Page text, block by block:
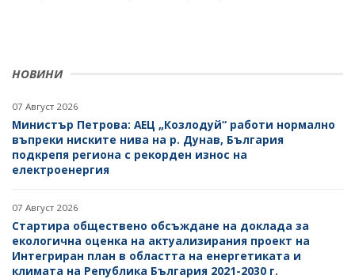
НОВИНИ
07 Август 2026
Министър Петрова: АЕЦ „Козлодуй“ работи нормално
въпреки ниските нива на р. Дунав, България
подкрепя региона с рекорден износ на
електроенергия
07 Август 2026
Стартира обществено обсъждане на доклада за
екологична оценка на актуализирания проект на
Интегриран план в областта на енергетиката и
климата на Република България 2021-2030 г.